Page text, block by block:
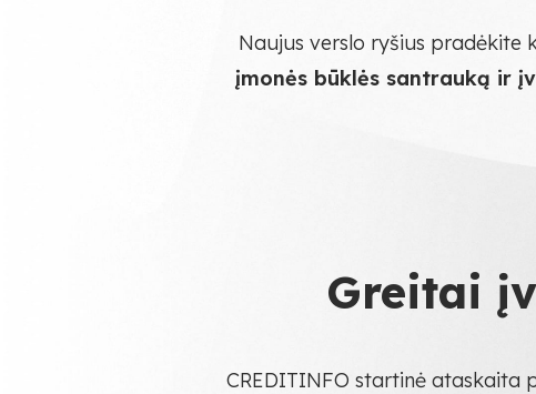
Naujus verslo ryšius pradėkite
įmonės būklės santrauką ir
Greitai
CREDITINFO startinė ataskaita